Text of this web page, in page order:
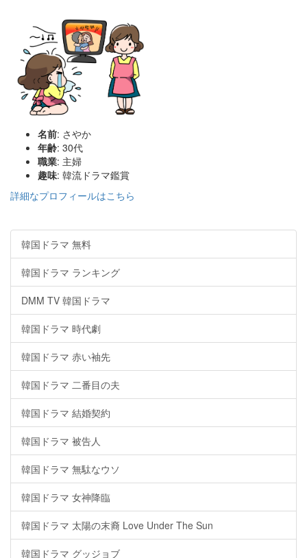
名前: さやか
年齢: 30代
職業: 主婦
趣味: 韓流ドラマ鑑賞
詳細なプロフィールはこちら
韓国ドラマ 無料
韓国ドラマ ランキング
DMM TV 韓国ドラマ
韓国ドラマ 時代劇
韓国ドラマ 赤い袖先
韓国ドラマ 二番目の夫
韓国ドラマ 結婚契約
韓国ドラマ 被告人
韓国ドラマ 無駄なウソ
韓国ドラマ 女神降臨
韓国ドラマ 太陽の末裔 Love Under The Sun
韓国ドラマ グッジョブ